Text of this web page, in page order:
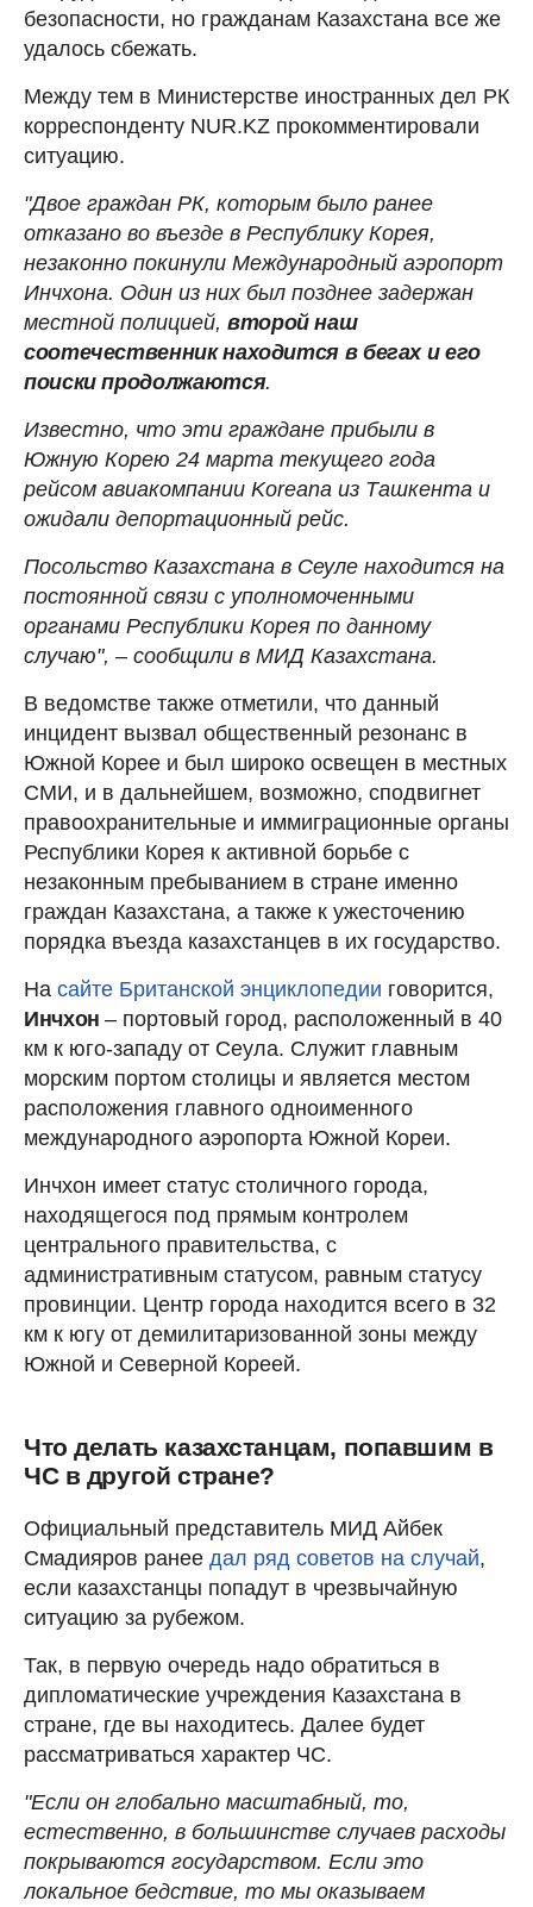
безопасности, но гражданам Казахстана все же
удалось сбежать.
Между тем в Министерстве иностранных дел РК
корреспонденту NUR.KZ прокомментировали
ситуацию.
"Двое граждан РК, которым было ранее
отказано во въезде в Республику Корея,
незаконно покинули Международный аэропорт
Инчхона. Один из них был позднее задержан
местной полицией, второй наш
соотечественник находится в бегах и его
поиски продолжаются.
Известно, что эти граждане прибыли в
Южную Корею 24 марта текущего года
рейсом авиакомпании Koreana из Ташкента и
ожидали депортационный рейс.
Посольство Казахстана в Сеуле находится на
постоянной связи с уполномоченными
органами Республики Корея по данному
случаю", – сообщили в МИД Казахстана.
В ведомстве также отметили, что данный
инцидент вызвал общественный резонанс в
Южной Корее и был широко освещен в местных
СМИ, и в дальнейшем, возможно, сподвигнет
правоохранительные и иммиграционные органы
Республики Корея к активной борьбе с
незаконным пребыванием в стране именно
граждан Казахстана, а также к ужесточению
порядка въезда казахстанцев в их государство.
На сайте Британской энциклопедии говорится,
Инчхон– портовый город, расположенный в 40
км к юго-западу от Сеула. Служит главным
морским портом столицы и является местом
расположения главного одноименного
международного аэропорта Южной Кореи.
Инчхон имеет статус столичного города,
находящегося под прямым контролем
центрального правительства, с
административным статусом, равным статусу
провинции. Центр города находится всего в 32
км к югу от демилитаризованной зоны между
Южной и Северной Кореей.
Что делать казахстанцам, попавшим в
ЧС в другой стране?
Официальный представитель МИД Айбек
Смадияров ранее дал ряд советов на случай,
если казахстанцы попадут в чрезвычайную
ситуацию за рубежом.
Так, в первую очередь надо обратиться в
дипломатические учреждения Казахстана в
стране, где вы находитесь. Далее будет
рассматриваться характер ЧС.
"Если он глобально масштабный, то,
естественно, в большинстве случаев расходы
покрываются государством. Если это
локальное бедствие, то мы оказываем